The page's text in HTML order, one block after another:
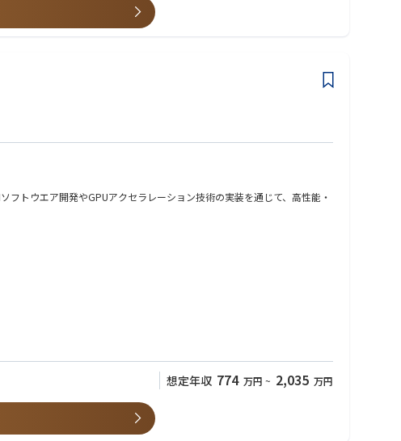
トウエア開発やGPUアクセラレーション技術の実装を通じて、高性能・
エアの商用化に貢献していただきます。
想定年収 774 万円 ~ 2,035 万円